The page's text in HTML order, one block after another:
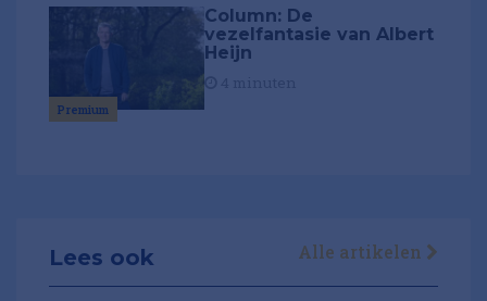
Premium
Column: De
vezelfantasie van Albert
Heijn
Lees ook Alle artikelen